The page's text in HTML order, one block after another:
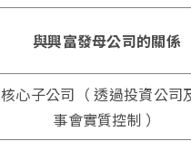
與興富發母公司的關係
核心子公司（ 透過投資公司
事會實質控制 ）